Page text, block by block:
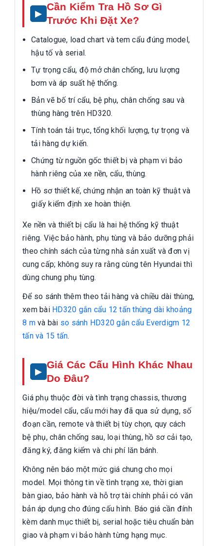
Cần Kiểm Tra Hồ Sơ Gì
Trước Khi Đặt Xe?
Catalogue, load chart và tem cẩu đúng model,
hậu tố và serial.
Tự trọng cẩu, độ mở chân chống, lưu lượng
bơm và áp suất hệ thống.
Bản vẽ bố trí cẩu, bệ phụ, chân chống sau và
thùng hàng trên HD320.
Tính toán tải trục, tổng khối lượng, tự trọng và
tải hàng dự kiến.
Chứng từ nguồn gốc thiết bị và phạm vi bảo
hành riêng của xe nền, cẩu, thùng.
Hồ sơ thiết kế, chứng nhận an toàn kỹ thuật và
giấy kiểm định xe hoàn thiện.
Xe nền và thiết bị cẩu là hai hệ thống kỹ thuật
riêng. Việc bảo hành, phụ tùng và bảo dưỡng phải
theo chính sách của từng nhà sản xuất và đơn vị
cung cấp; không suy ra rằng cùng tên Hyundai thì
dùng chung phụ tùng.
Để so sánh thêm theo tải hàng và chiều dài thùng,
xem bài HD320 gắn cẩu 12 tấn thùng dài khoảng
8 mvà bài so sánh HD320 gắn cẩu Everdigm 12
tấn và 15 tấn.
Giá Các Cấu Hình Khác Nhau
Do Đâu?
Giá phụ thuộc đời và tình trạng chassis, thương
hiệu/model cẩu, cẩu mới hay đã qua sử dụng, số
đoạn cần, remote và thiết bị tùy chọn, quy cách
bệ phụ, chân chống sau, loại thùng, hồ sơ cải tạo,
đăng ký, đăng kiểm và chi phí lăn bánh.
Không nên báo một mức giá chung cho mọi
model. Mọi thông tin về tình trạng xe, thời gian
bàn giao, bảo hành và hỗ trợ tài chính phải có văn
bản áp dụng cho đúng cấu hình. Báo giá cần đính
kèm danh mục thiết bị, serial hoặc tiêu chuẩn bàn
giao và phạm vi bảo hành từng hạng mục.